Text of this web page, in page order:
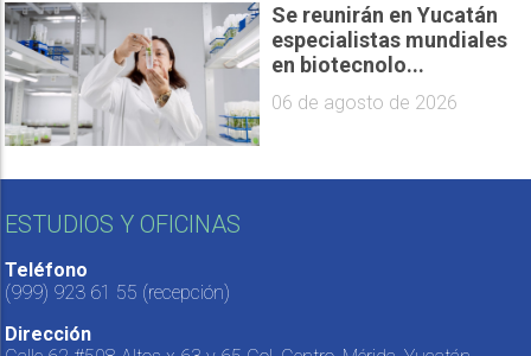
Se reunirán en Yucatán
especialistas mundiales
en biotecnolo...
06 de agosto de 2026
ESTUDIOS Y OFICINAS
Teléfono
(999) 923 61 55 (recepción)
Dirección